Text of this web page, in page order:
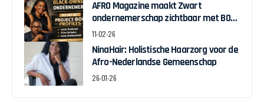
AFRO Magazine maakt Zwart
ondernemerschap zichtbaar met BOB
Profiles
11-02-26
NinaHair: Holistische Haarzorg voor de
Afro-Nederlandse Gemeenschap
26-01-26